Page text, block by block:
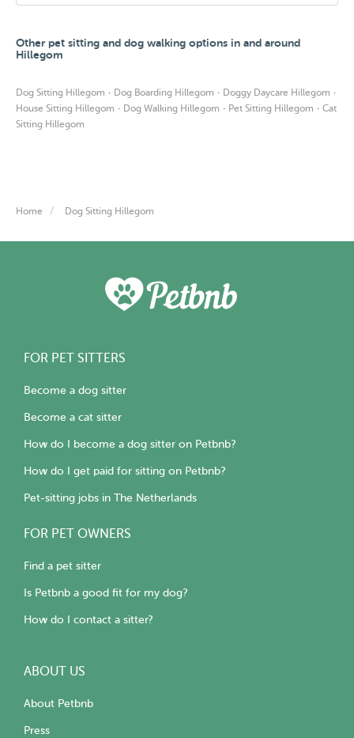
Other pet sitting and dog walking options in and around
Hillegom
Dog Sitting Hillegom · Dog Boarding Hillegom · Doggy Daycare Hillegom ·
House Sitting Hillegom · Dog Walking Hillegom · Pet Sitting Hillegom · Cat
Sitting Hillegom
Home Dog Sitting Hillegom
FOR PET SITTERS
Become a dog sitter
Become a cat sitter
How do I become a dog sitter on Petbnb?
How do I get paid for sitting on Petbnb?
Pet-sitting jobs in The Netherlands
FOR PET OWNERS
Find a pet sitter
Is Petbnb a good fit for my dog?
How do I contact a sitter?
ABOUT US
About Petbnb
Press